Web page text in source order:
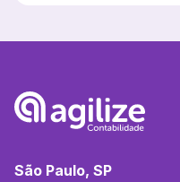
São Paulo, SP